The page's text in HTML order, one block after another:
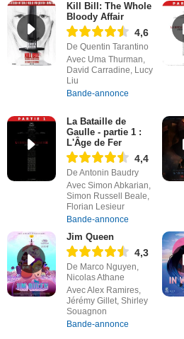
Kill Bill: The Whole
Bloody Affair
4,6
De Quentin Tarantino
Avec Uma Thurman,
David Carradine, Lucy
Liu
Bande-annonce
La Bataille de
Gaulle - partie 1 :
L'Âge de Fer
4,4
De Antonin Baudry
Avec Simon Abkarian,
Simon Russell Beale,
Florian Lesieur
Bande-annonce
Jim Queen
4,3
De Marco Nguyen,
Nicolas Athane
Avec Alex Ramires,
Jérémy Gillet, Shirley
Souagnon
Bande-annonce